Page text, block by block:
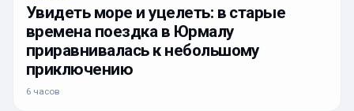
Увидеть море и уцелеть: в старые
времена поездка в Юрмалу
приравнивалась к небольшому
приключению
6 часов